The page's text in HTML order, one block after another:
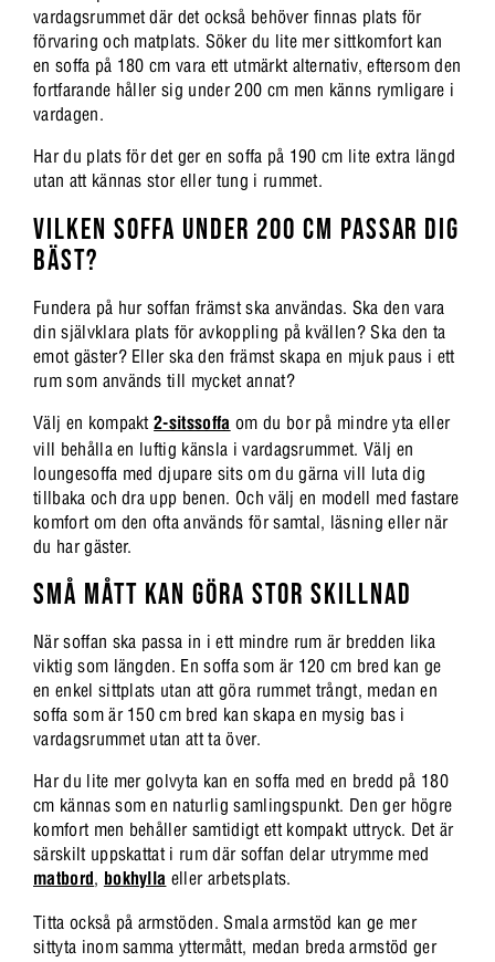
vardagsrummet där det också behöver finnas plats för
förvaring och matplats. Söker du lite mer sittkomfort kan
en soffa på 180 cm vara ett utmärkt alternativ, eftersom den
fortfarande håller sig under 200 cm men känns rymligare i
vardagen.
Har du plats för det ger en soffa på 190 cm lite extra längd
utan att kännas stor eller tung i rummet.
VILKEN SOFFA UNDER 200 CM PASSAR DIG
BÄST?
Fundera på hur soffan främst ska användas. Ska den vara
din självklara plats för avkoppling på kvällen? Ska den ta
emot gäster? Eller ska den främst skapa en mjuk paus i ett
rum som används till mycket annat?
Välj en kompakt2-sitssoffa om du bor på mindre yta eller
vill behålla en luftig känsla i vardagsrummet. Välj en
loungesoffa med djupare sits om du gärna vill luta dig
tillbaka och dra upp benen. Och välj en modell med fastare
komfort om den ofta används för samtal, läsning eller när
du har gäster.
SMÅ MÅTT KAN GÖRA STOR SKILLNAD
När soffan ska passa in i ett mindre rum är bredden lika
viktig som längden. En soffa som är 120 cm bred kan ge
en enkel sittplats utan att göra rummet trångt, medan en
soffa som är 150 cm bred kan skapa en mysig bas i
vardagsrummet utan att ta över.
Har du lite mer golvyta kan en soffa med en bredd på 180
cm kännas som en naturlig samlingspunkt. Den ger högre
komfort men behåller samtidigt ett kompakt uttryck. Det är
särskilt uppskattat i rum där soffan delar utrymme med
matbord, bokhylla eller arbetsplats.
Titta också på armstöden. Smala armstöd kan ge mer
sittyta inom samma yttermått, medan breda armstöd ger